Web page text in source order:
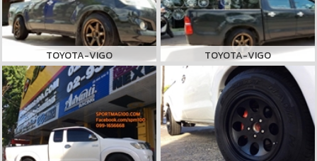
TOYOTA-VIGO TOYOTA-VIGO